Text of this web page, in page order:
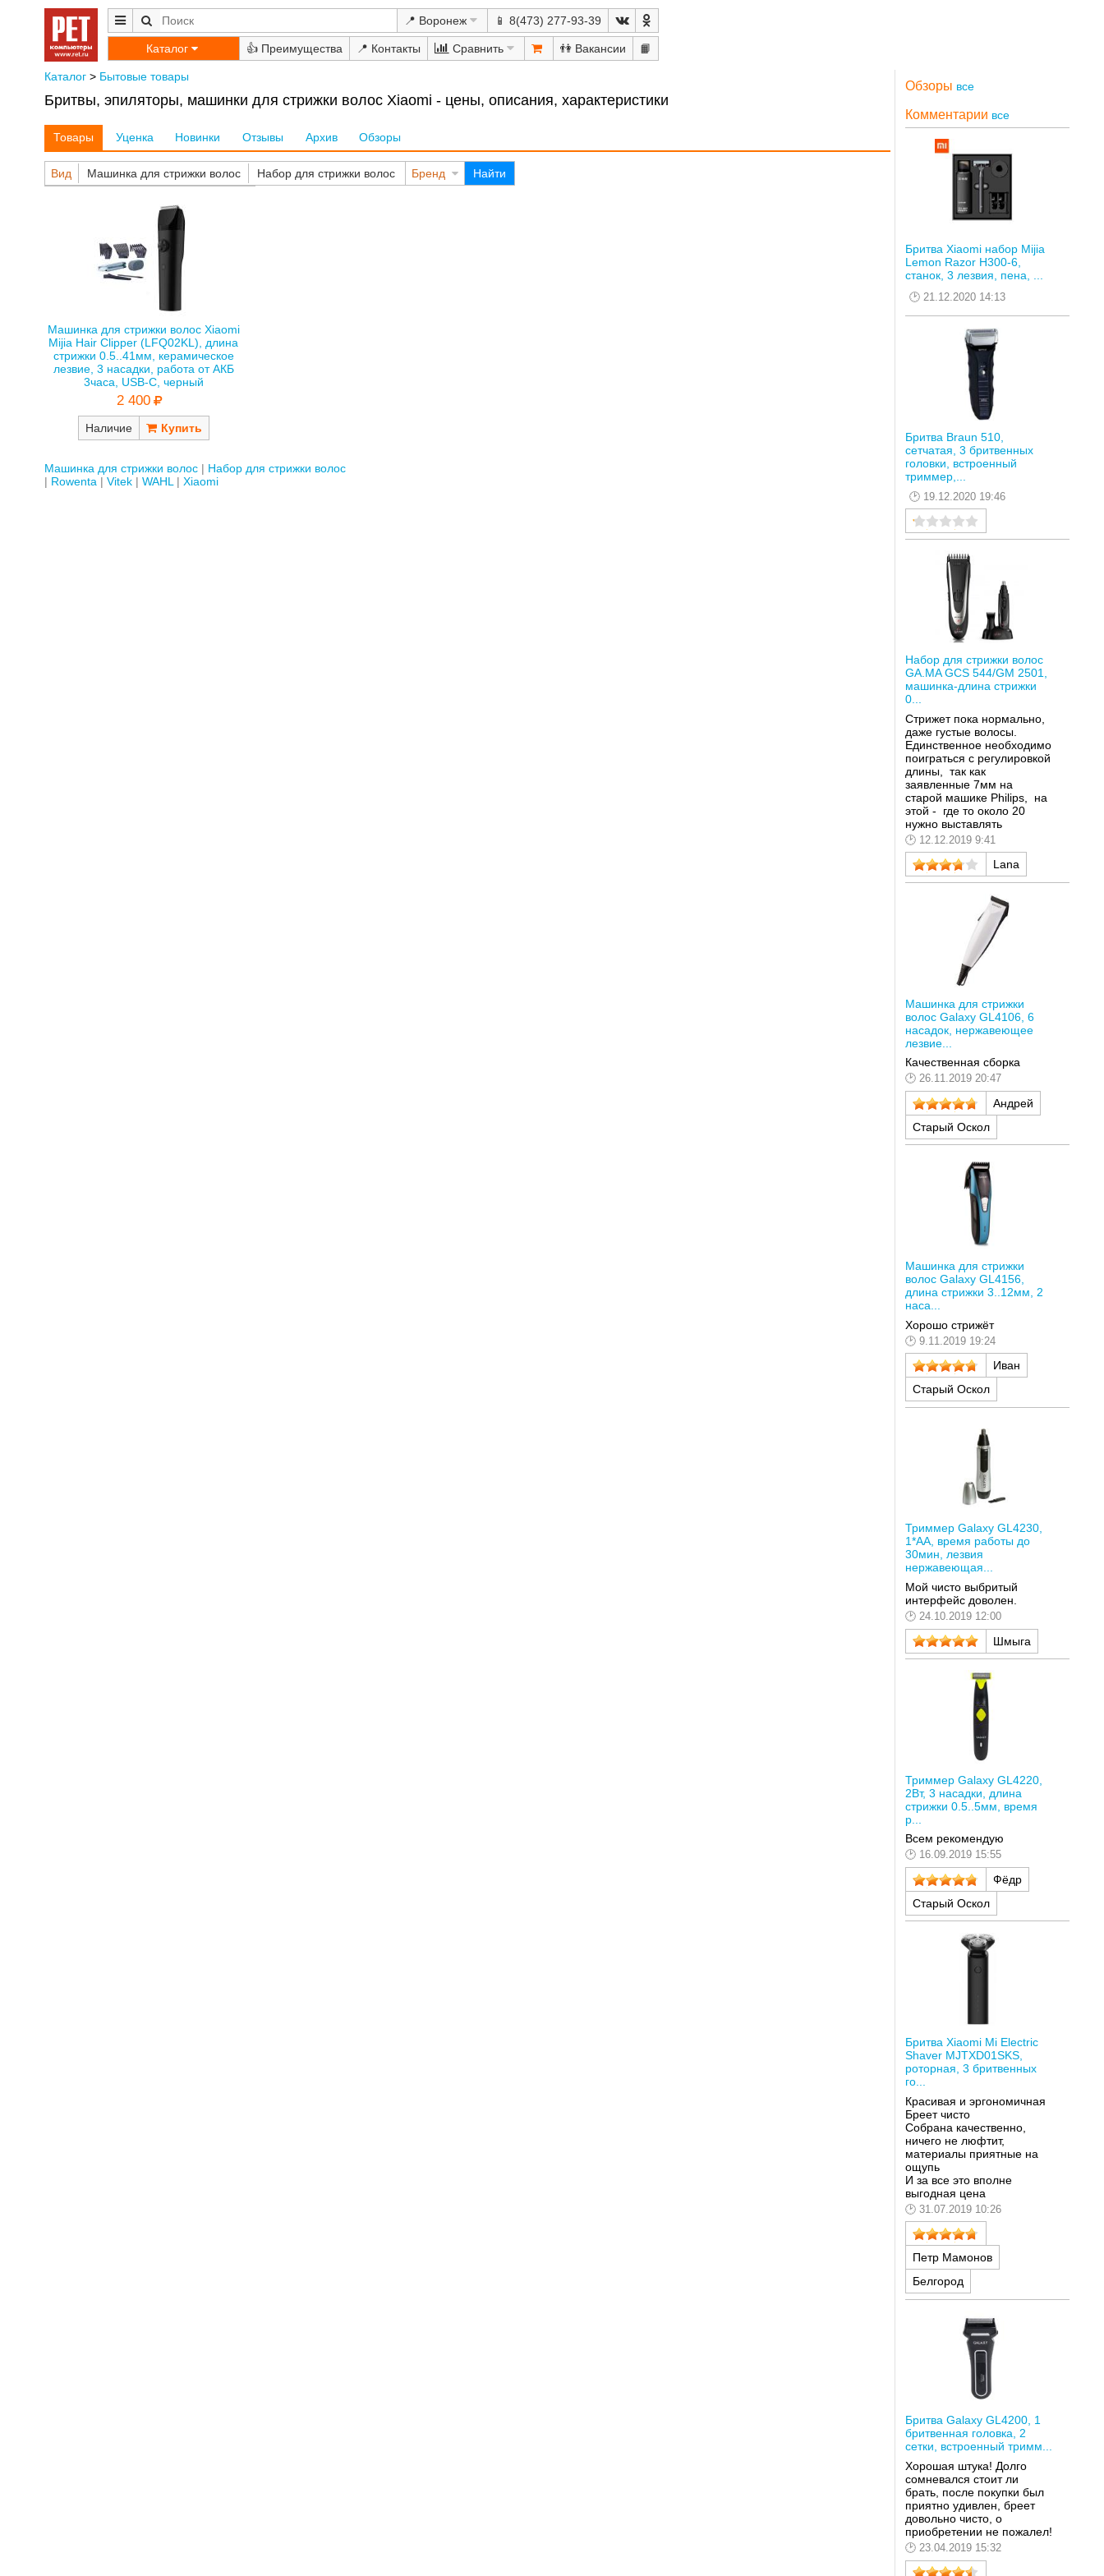
📍 Воронеж 📱 8(473) 277-93-39
Каталог 👍 📍 Сравнить 👫 📙
Каталог> Бытовые товары
Бритвы, эпиляторы, машинки для стрижки волос Xiaomi - цены, описания, характеристики
Товары Уценка Новинки Отзывы Архив Обзоры
Вид Машинка для стрижки волос Набор для стрижки волос Бренд Найти
Машинка для стрижки волос Xiaomi
Mijia Hair Clipper (LFQ02KL), длина
стрижки 0.5..41мм, керамическое
лезвие, 3 насадки, работа от АКБ
3часа, USB-C, черный
2 400
Наличие
Машинка для стрижки волос
Набор для стрижки волос
Rowenta
Vitek WAHL Xiaomi
Обзоры все
Комментарии все
Бритва Xiaomi набор Mijia
Lemon Razor H300-6,
станок, 3 лезвия, пена, ...
21.12.2020 14:13
Бритва Braun 510,
сетчатая, 3 бритвенных
головки, встроенный
триммер,...
19.12.2020 19:46
Набор для стрижки волос
GA.MA GCS 544/GM 2501,
машинка-длина стрижки
0...
Стрижет пока нормально,
даже густые волосы.
Единственное необходимо
поиграться с регулировкой
длины, так как
заявленные 7мм на
старой машике Philips, на
этой - где то около 20
нужно выставлять
12.12.2019 9:41
Lana
Машинка для стрижки
волос Galaxy GL4106, 6
насадок, нержавеющее
лезвие...
Качественная сборка
26.11.2019 20:47
Андрей
Старый Оскол
Машинка для стрижки
волос Galaxy GL4156,
длина стрижки 3..12мм, 2
наса...
Хорошо стрижёт
9.11.2019 19:24
Иван
Старый Оскол
Триммер Galaxy GL4230,
1*AA, время работы до
30мин, лезвия
нержавеющая...
Мой чисто выбритый
интерфейс доволен.
24.10.2019 12:00
Шмыга
Триммер Galaxy GL4220,
2Вт, 3 насадки, длина
стрижки 0.5..5мм, время
р...
Всем рекомендую
16.09.2019 15:55
Фёдр
Старый Оскол
Бритва Xiaomi Mi Electric
Shaver MJTXD01SKS,
роторная, 3 бритвенных
го...
Красивая и эргономичная
Бреет чисто
Собрана качественно,
ничего не люфтит,
материалы приятные на
ощупь
И за все это вполне
выгодная цена
31.07.2019 10:26
Петр Мамонов
Белгород
Бритва Galaxy GL4200, 1
бритвенная головка, 2
сетки, встроенный тримм...
Хорошая штука! Долго
сомневался стоит ли
брать, после покупки был
приятно удивлен, бреет
довольно чисто, о
приобретении не пожалел!
23.04.2019 15:32